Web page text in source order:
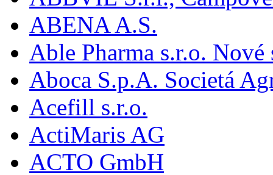
ABENA A.S.
Able Pharma s.r.o.
Aboca S.p.A. Societá
Acefill s.r.o.
ActiMaris AG
ACTO GmbH